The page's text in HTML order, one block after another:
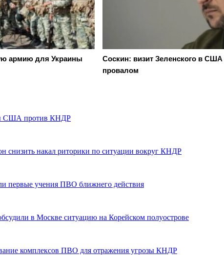
армию для Украины
Соскин: визит Зеленского в
провалом
США против КНДР
снизить накал риторики по ситуации вокруг КНДР
учения ПВО ближнего действия
в Москве ситуацию на Корейском полуострове
комплексов ПВО для отражения угрозы КНДР